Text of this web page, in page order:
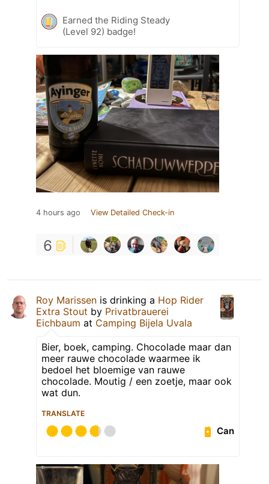
Earned the Riding Steady
(Level 92) badge!
4 hours ago View Detailed Check-in
6
Roy Marissen is drinking a Hop Rider
Extra Stout by Privatbrauerei
Eichbaum at Camping Bijela Uvala
Bier, boek, camping. Chocolade maar dan
meer rauwe chocolade waarmee ik
bedoel het bloemige van rauwe
chocolade. Moutig / een zoetje, maar ook
wat dun.
TRANSLATE
Can